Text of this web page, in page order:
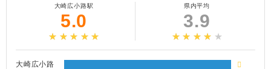
大崎広小路駅
5.0
県内平均
3.9
大崎広小路